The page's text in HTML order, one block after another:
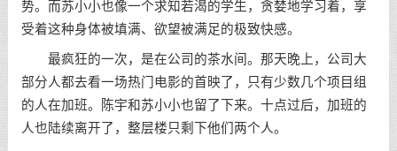
势。而苏小小也像一个求知若渴的学生，贪婪地学习着，享
受着这种身体被填满、欲望被满足的极致快感。
最疯狂的一次，是在公司的茶水间。那天晚上，公司大
部分人都去看一场热门电影的首映了，只有少数几个项目组
的人在加班。陈宇和苏小小也留了下来。十点过后，加班的
人也陆续离开了，整层楼只剩下他们两个人。